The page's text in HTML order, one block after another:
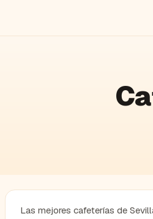
Las mejores cafeterías de